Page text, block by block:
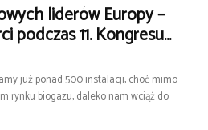
liderów Europy –
podczas 11. Kongresu...
już ponad 500 instalacji, choć mimo
rynku biogazu, daleko nam wciąż do